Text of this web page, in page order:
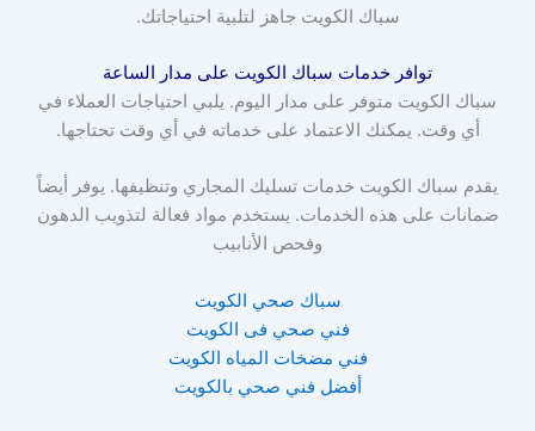
سباك الكويت جاهز لتلبية احتياجاتك.
توافر خدمات سباك الكويت على مدار الساعة
سباك الكويت متوفر على مدار اليوم. يلبي احتياجات العملاء في
أي وقت. يمكنك الاعتماد على خدماته في أي وقت تحتاجها.
يقدم سباك الكويت خدمات تسليك المجاري وتنظيفها. يوفر أيضاً
ضمانات على هذه الخدمات. يستخدم مواد فعالة لتذويب الدهون
وفحص الأنابيب
سباك صحي الكويت
فني صحي فى الكويت
فني مضخات المياه الكويت
أفضل فني صحي بالكويت